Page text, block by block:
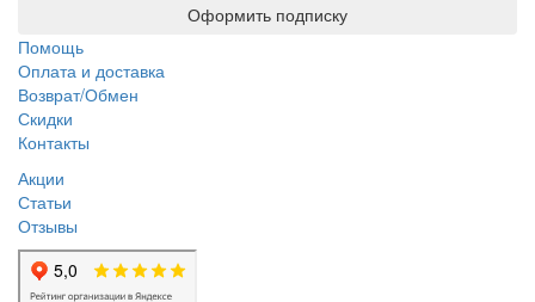
Оформить подписку
Помощь
Оплата и доставка
Возврат/Обмен
Скидки
Контакты
Акции
Статьи
Отзывы